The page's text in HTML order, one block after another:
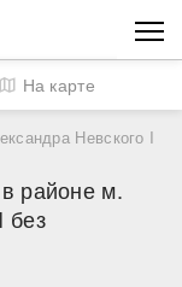
Невского I
районе м.
без
На карте